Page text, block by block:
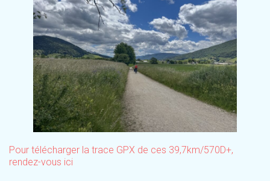
Pour télécharger la trace GPX de ces 39,7km/570D+,
rendez-vous ici